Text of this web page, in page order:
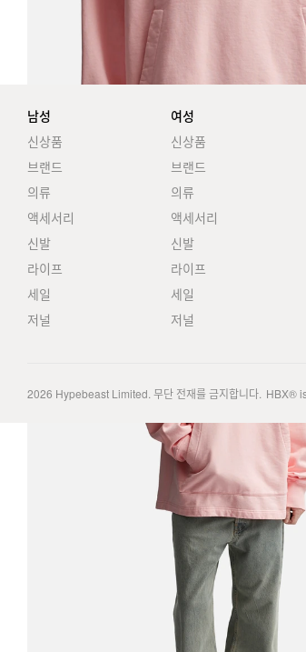
남성
신상품
브랜드
의류
액세서리
신발
라이프
세일
저널
여성
신상품
브랜드
의류
액세서리
신발
라이프
세일
저널
2026 Hypebeast Limited. 무단 전재를 금지합니다. HBX®